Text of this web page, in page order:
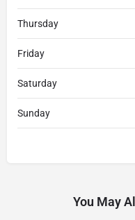
Thursday
Friday
Saturday
Sunday
You May